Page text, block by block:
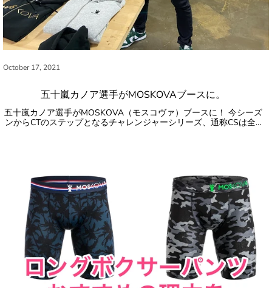
October 17, 2021
五十嵐カノア選手がMOSKOVAブースに。
五十嵐カノア選手がMOSKOVA（モスコヴァ）ブースに！ 今シーズ
ンからCTのステップとなるチャレンジャーシリーズ、通称CSは全…